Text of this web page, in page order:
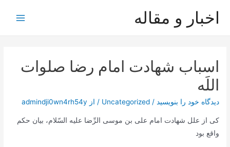
اخبار و مقاله
اسباب شهادت امام‌ رضا صلوات‌
اللَه‌
دیدگاه‌ خود را بنویسید /
Uncategorized / از admindji0wn4rh54y
كی‌ از علل‌ شهادت‌ امام‌ علی‌ بن‌ موسی‌ الرِّضا علیه ‌السّلام، بیان‌ حكم‌
واقع‌ بود